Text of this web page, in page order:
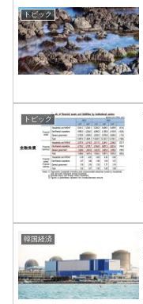
トピック
トピック
韓国経済